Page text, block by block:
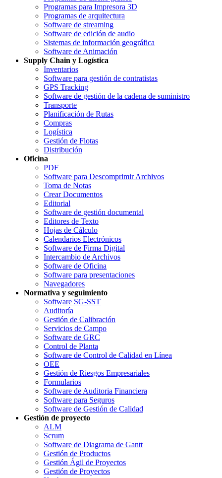
Programas para Impresora 3D
Programas de arquitectura
Software de streaming
Software de edición de audio
Sistemas de información geográfica
Software de Animación
Supply Chain y Logística
Inventarios
Software para gestión de contratistas
GPS Tracking
Software de gestión de la cadena de suministro
Transporte
Planificación de Rutas
Compras
Logística
Gestión de Flotas
Distribución
Oficina
PDF
Software para Descomprimir Archivos
Toma de Notas
Crear Documentos
Editorial
Software de gestión documental
Editores de Texto
Hojas de Cálculo
Calendarios Electrónicos
Software de Firma Digital
Intercambio de Archivos
Software de Oficina
Software para presentaciones
Navegadores
Normativa y seguimiento
Software SG-SST
Auditoría
Gestión de Calibración
Servicios de Campo
Software de GRC
Control de Planta
Software de Control de Calidad en Línea
OEE
Gestión de Riesgos Empresariales
Formularios
Software de Auditoria Financiera
Software para Seguros
Software de Gestión de Calidad
Gestión de proyecto
ALM
Scrum
Software de Diagrama de Gantt
Gestión de Productos
Gestión Ágil de Proyectos
Gestión de Proyectos